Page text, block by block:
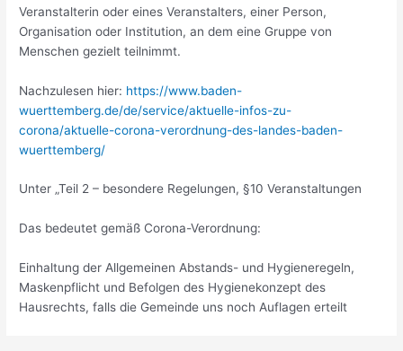
Veranstalterin oder eines Veranstalters, einer Person,
Organisation oder Institution, an dem eine Gruppe von
Menschen gezielt teilnimmt.
Nachzulesen hier: https://www.baden-
wuerttemberg.de/de/service/aktuelle-infos-zu-
corona/aktuelle-corona-verordnung-des-landes-baden-
wuerttemberg/
Unter „Teil 2 – besondere Regelungen, §10 Veranstaltungen
Das bedeutet gemäß Corona-Verordnung:
Einhaltung der Allgemeinen Abstands- und Hygieneregeln,
Maskenpflicht und Befolgen des Hygienekonzept des
Hausrechts, falls die Gemeinde uns noch Auflagen erteilt